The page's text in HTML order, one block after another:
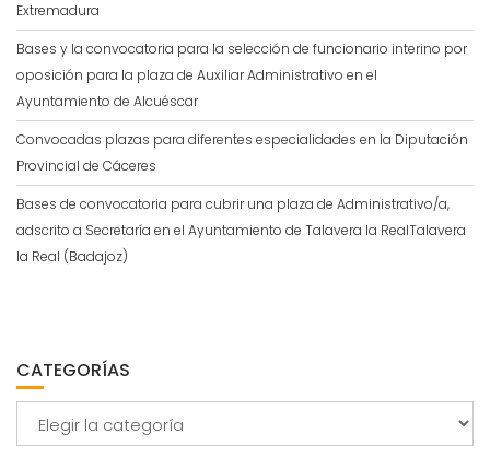
Extremadura
Bases y la convocatoria para la selección de funcionario interino por
oposición para la plaza de Auxiliar Administrativo en el
Ayuntamiento de Alcuéscar
Convocadas plazas para diferentes especialidades en la Diputación
Provincial de Cáceres
Bases de convocatoria para cubrir una plaza de Administrativo/a,
adscrito a Secretaría en el Ayuntamiento de Talavera la RealTalavera
la Real (Badajoz)
CATEGORÍAS